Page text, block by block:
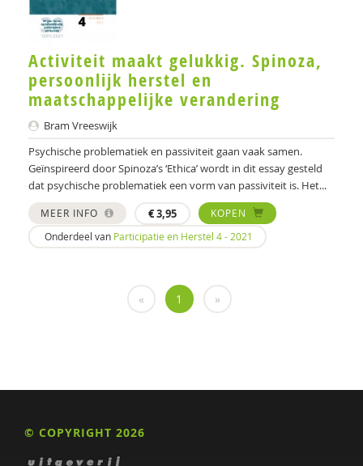
Rosalie Metze
Tine Molendijk
Jessica de Nijs
Annet Nugter
Ewout Openneer
Peter Oud
Marjolein Peters
Roald Pijpker
Gabriël Prinsenberg
Activiteit maakt gelukkig. Spinoza,
persoonlijk herstel en
maatschappelijke verandering
Bram Vreeswijk
Psychische problematiek en passiviteit gaan vaak samen.
Geïnspireerd door Spinoza’s ‘Ethica’ wordt in dit essay gesteld
dat psychische problematiek een vorm van passiviteit is. Het...
MEER INFO €3,95
KOPEN
Onderdeel van Participatie en Herstel 4 - 2021
« 1 »
© COPYRIGHT 2026